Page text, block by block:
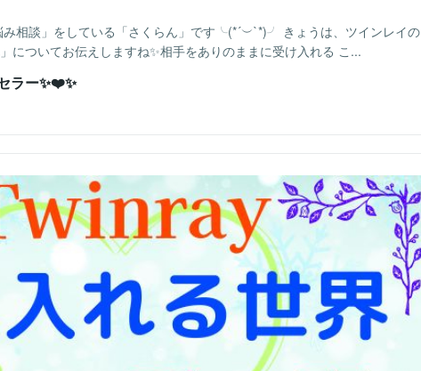
み相談」をしている「さくらん」です╰(*´︶`*)╯ きょうは、ツインレイの
についてお伝えしますね✨相手をありのままに受け入れる こ...
ラー✨❤️✨